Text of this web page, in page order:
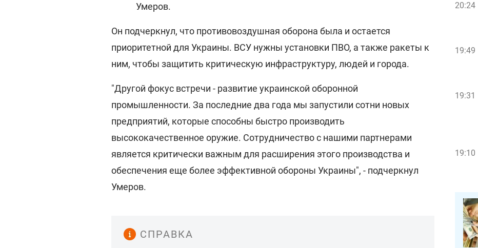
Умеров.
Он подчеркнул, что противовоздушная оборона была и остается
приоритетной для Украины. ВСУ нужны установки ПВО, а также ракеты к
ним, чтобы защитить критическую инфраструктуру, людей и города.
"Другой фокус встречи - развитие украинской оборонной
промышленности. За последние два года мы запустили сотни новых
предприятий, которые способны быстро производить
высококачественное оружие. Сотрудничество с нашими партнерами
является критически важным для расширения этого производства и
обеспечения еще более эффективной обороны Украины", - подчеркнул
Умеров.
СПРАВКА
20:24
19:49
19:31
19:10